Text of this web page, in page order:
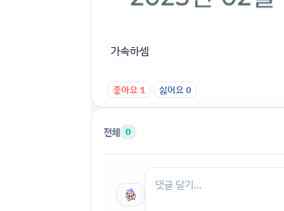
가속하셈
좋아요 1 싫어요 0
전체 0